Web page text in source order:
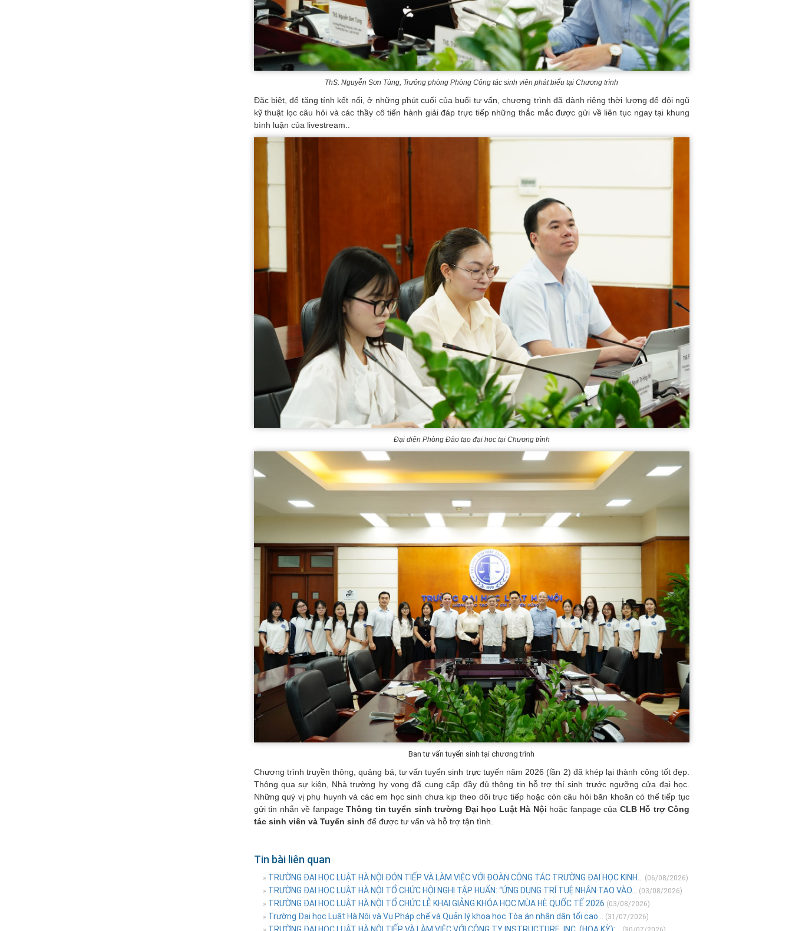
ThS. Nguyễn Sơn Tùng, Trưởng phòng Phòng Công tác sinh viên phát biểu tại Chương trình
Đặc biệt, để tăng tính kết nối, ở những phút cuối của buổi tư vấn, chương trình đã dành riêng thời lượng để đội ngũ
kỹ thuật lọc câu hỏi và các thầy cô tiến hành giải đáp trực tiếp những thắc mắc được gửi về liên tục ngay tại khung
bình luận của livestream..
Đại diện Phòng Đào tạo đại học tại Chương trình
Ban tư vấn tuyển sinh tại chương trình
Chương trình truyền thông, quảng bá, tư vấn tuyển sinh trực tuyến năm 2026 (lần 2) đã khép lại thành công tốt đẹp.
Thông qua sự kiện, Nhà trường hy vọng đã cung cấp đầy đủ thông tin hỗ trợ thí sinh trước ngưỡng cửa đại học.
Những quý vị phụ huynh và các em học sinh chưa kịp theo dõi trực tiếp hoặc còn câu hỏi băn khoăn có thể tiếp tục
gửi tin nhắn về fanpage Thông tin tuyển sinh trường Đại học Luật Hà Nội hoặc fanpage của CLB Hỗ trợ Công
tác sinh viên và Tuyển sinh để được tư vấn và hỗ trợ tận tình.
Tin bài liên quan
» TRƯỜNG ĐẠI HỌC LUẬT HÀ NỘI ĐÓN TIẾP VÀ LÀM VIỆC VỚI ĐOÀN CÔNG TÁC TRƯỜNG ĐẠI HỌC KINH...
(06/08/2026)
» TRƯỜNG ĐẠI HỌC LUẬT HÀ NỘI TỔ CHỨC HỘI NGHỊ TẬP HUẤN: “ỨNG DỤNG TRÍ TUỆ NHÂN TẠO VÀO...
(03/08/2026)
» TRƯỜNG ĐẠI HỌC LUẬT HÀ NỘI TỔ CHỨC LỄ KHAI GIẢNG KHÓA HỌC MÙA HÈ QUỐC TẾ 2026 (03/08/2026)
» Trường Đại học Luật Hà Nội và Vụ Pháp chế và Quản lý khoa học Tòa án nhân dân tối cao...
(31/07/2026)
TRƯỜNG ĐẠI HỌC LUẬT HÀ NỘI TIẾP VÀ LÀM VIỆC VỚI CÔNG TY INSTRUCTURE, INC. (HOA KỲ):...